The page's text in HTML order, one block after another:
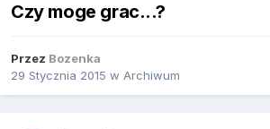
Czy moge grac...?
Przez Bozenka
29 Stycznia 2015 w Archiwum